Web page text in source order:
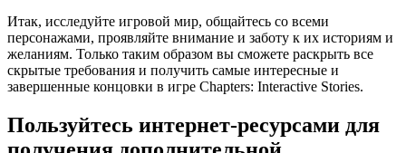
Итак, исследуйте игровой мир, общайтесь со всеми
персонажами, проявляйте внимание и заботу к их историям и
желаниям. Только таким образом вы сможете раскрыть все
скрытые требования и получить самые интересные и
завершенные концовки в игре Chapters: Interactive Stories.
Пользуйтесь интернет-ресурсами для